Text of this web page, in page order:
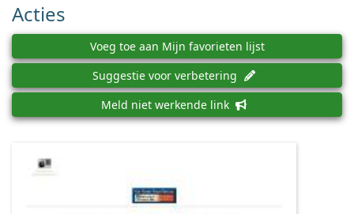
Acties
Voeg toe aan Mijn favorieten lijst
Suggestie voor verbetering
Meld niet werkende link